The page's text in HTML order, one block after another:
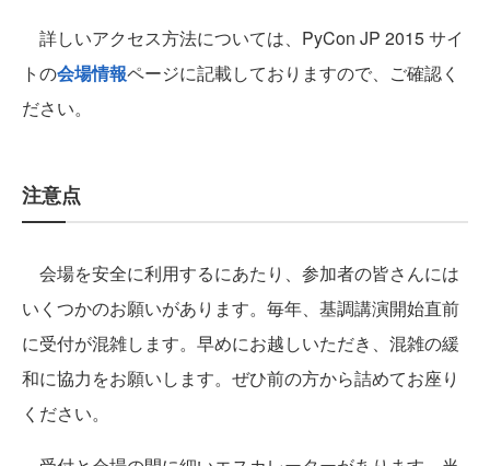
詳しいアクセス方法については、PyCon JP 2015 サイ
トの会場情報ページに記載しておりますので、ご確認く
ださい。
注意点
会場を安全に利用するにあたり、参加者の皆さんには
いくつかのお願いがあります。毎年、基調講演開始直前
に受付が混雑します。早めにお越しいただき、混雑の緩
和に協力をお願いします。ぜひ前の方から詰めてお座り
ください。